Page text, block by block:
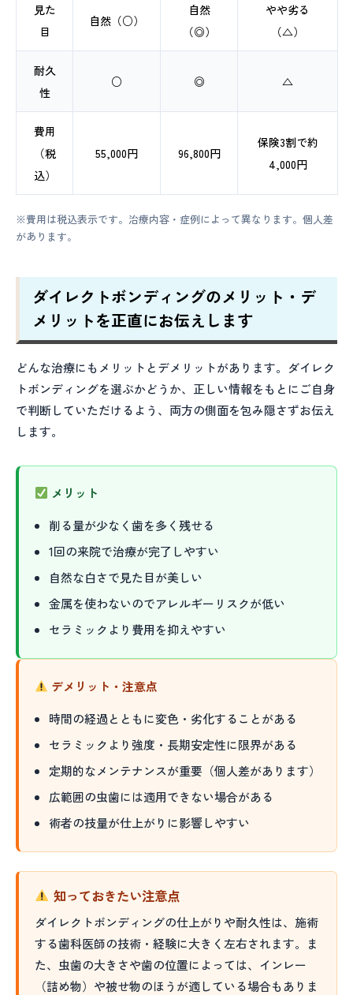
見た
目
自然（○）
自然
（◎）
やや劣る
（△）
耐久
性
○ ◎ △
費用
（税
込）
55,000円 96,800円
保険3割で約
4,000円
※費用は税込表示です。治療内容・症例によって異なります。個人差
があります。
ダイレクトボンディングのメリット・デ
メリットを正直にお伝えします
どんな治療にもメリットとデメリットがあります。ダイレク
トボンディングを選ぶかどうか、正しい情報をもとにご自身
で判断していただけるよう、両方の側面を包み隠さずお伝え
します。
メリット
削る量が少なく歯を多く残せる
1回の来院で治療が完了しやすい
自然な白さで見た目が美しい
金属を使わないのでアレルギーリスクが低い
セラミックより費用を抑えやすい
デメリット・注意点
時間の経過とともに変色・劣化することがある
セラミックより強度・長期安定性に限界がある
定期的なメンテナンスが重要（個人差があります）
広範囲の虫歯には適用できない場合がある
術者の技量が仕上がりに影響しやすい
知っておきたい注意点
ダイレクトボンディングの仕上がりや耐久性は、施術
する歯科医師の技術・経験に大きく左右されます。ま
た、虫歯の大きさや歯の位置によっては、インレー
（詰め物）や被せ物のほうが適している場合もありま